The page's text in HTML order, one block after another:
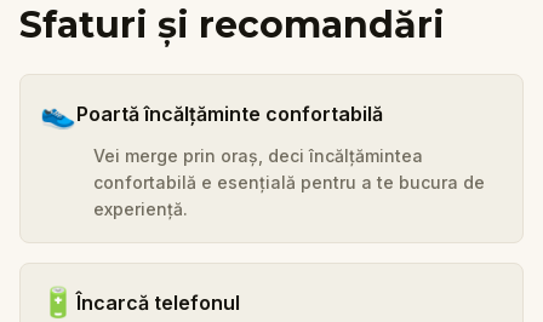
Sfaturi și recomandări
👟Poartă încălțăminte confortabilă
Vei merge prin oraș, deci încălțămintea
confortabilă e esențială pentru a te bucura de
experiență.
🔋Încarcă telefonul